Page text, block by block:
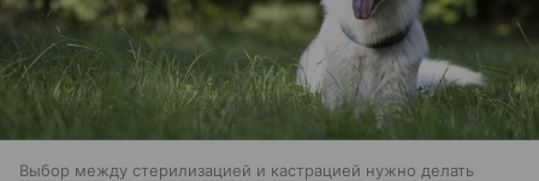
Выбор между стерилизацией и кастрацией нужно делать